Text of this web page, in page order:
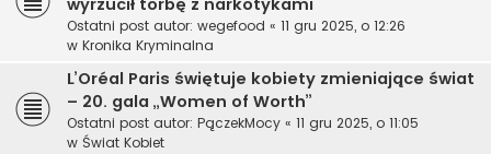
wyrzucił torbę z narkotykami
Ostatni post autor: wegefood « 11 gru 2025, o 12:26
w Kronika Kryminalna
L’Oréal Paris świętuje kobiety zmieniające świat
– 20. gala „Women of Worth”
Ostatni post autor: PączekMocy « 11 gru 2025, o 11:05
w Świat Kobiet